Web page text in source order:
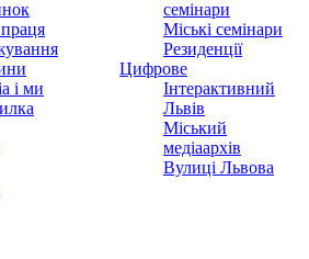
і ми
семінари
Міські семінари
Резиденції
Цифрове
Інтерактивний
Львів
Міський
медіаархів
Вулиці Львова